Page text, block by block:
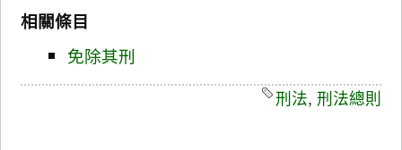
相關條目
免除其刑
刑法, 刑法總則